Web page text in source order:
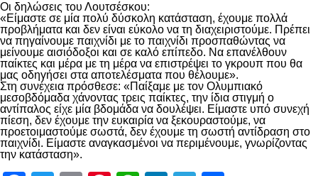
Οι δηλώσεις του Λουτσέσκου:
«Είμαστε σε μία πολύ δύσκολη κατάσταση, έχουμε πολλά
προβλήματα και δεν είναι εύκολο να τη διαχειριστούμε. Πρέπει
να πηγαίνουμε παιχνίδι με το παιχνίδι προσπαθώντας να
μείνουμε αισιόδοξοι και σε καλό επίπεδο. Να επανέλθουν
παίκτες και μέρα με τη μέρα να επιστρέψει το γκρουπ που θα
μας οδηγήσει στα αποτελέσματα που θέλουμε».
Στη συνέχεια πρόσθεσε: «Παίξαμε με τον Ολυμπιακό
μεσοβδόμαδα χάνοντας τρεις παίκτες, την ίδια στιγμή ο
αντίπαλος είχε μία βδομάδα να δουλέψει. Είμαστε υπό συνεχή
πίεση, δεν έχουμε την ευκαιρία να ξεκουραστούμε, να
προετοιμαστούμε σωστά, δεν έχουμε τη σωστή αντίδραση στο
παιχνίδι. Είμαστε αναγκασμένοι να περιμένουμε, γνωρίζοντας
την κατάσταση».